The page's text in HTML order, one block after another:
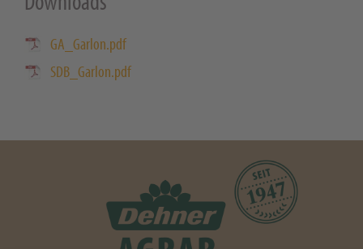
GA_Garlon.pdf
SDB_Garlon.pdf